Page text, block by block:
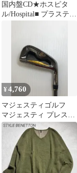
国内盤CD★ホスピタ
ル/Hospital■ プラスティ
218】V74656
¥4,760
マジェスティゴルフ
マジェスティ プレステ
ジオ SC-V プレステジ
オ SC-V Lフレック
ス アイアン 中古
【最短即日発送】